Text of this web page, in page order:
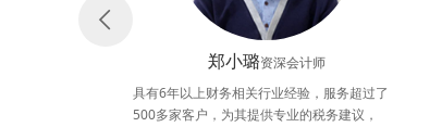
郑小璐资深会计师
具有6年以上财务相关行业经验，服务超过了
500多家客户，为其提供专业的税务建议，